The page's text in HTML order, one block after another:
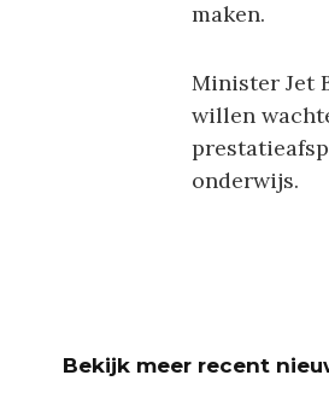
maken.
Minister Jet
willen
onderwijs.
Bekijk meer recent